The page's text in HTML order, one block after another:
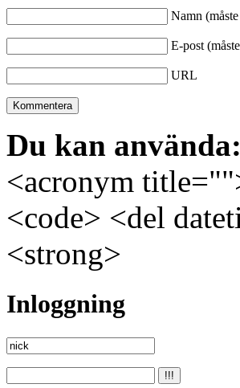
Namn
E-post
URL
Du kan använda:
<acronym
<code> <del
<strong>
Inloggning